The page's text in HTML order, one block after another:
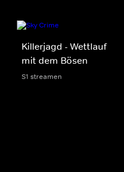
Killerjagd - Wettlauf
mit dem Bösen
S1 streamen